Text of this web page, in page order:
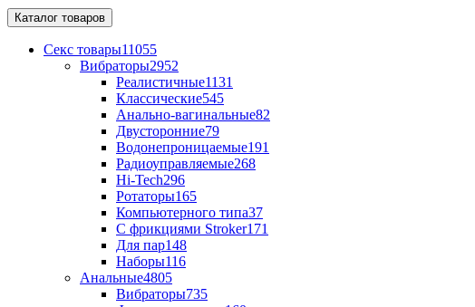
Каталог товаров
Секс товары11055
Вибраторы2952
Реалистичные1131
Классические545
Анально-вагинальные82
Двусторонние79
Водонепроницаемые191
Радиоуправляемые268
Hi-Tech296
Ротаторы165
Компьютерного типа37
С фрикциями Stroker171
Для пар148
Наборы116
Анальные4805
Вибраторы735